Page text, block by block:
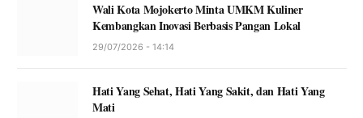
Wali Kota Mojokerto Minta UMKM Kuliner
Kembangkan Inovasi Berbasis Pangan Lokal
29/07/2026 - 14:14
Hati Yang Sehat, Hati Yang Sakit, dan Hati Yang
Mati